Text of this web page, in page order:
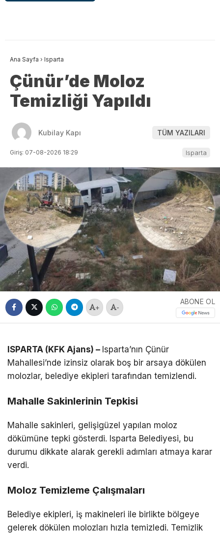
Ana Sayfa › Isparta
Çünür’de Moloz
Temizliği Yapıldı
Kubilay Kapı TÜM YAZILARI
Giriş: 07-08-2026 18:29 Isparta
+ -
ABONE OL
ISPARTA (KFK Ajans) – Isparta’nın Çünür
Mahallesi’nde izinsiz olarak boş bir arsaya dökülen
molozlar, belediye ekipleri tarafından temizlendi.
Mahalle Sakinlerinin Tepkisi
Mahalle sakinleri, gelişigüzel yapılan moloz
dökümüne tepki gösterdi. Isparta Belediyesi, bu
durumu dikkate alarak gerekli adımları atmaya karar
verdi.
Moloz Temizleme Çalışmaları
Belediye ekipleri, iş makineleri ile birlikte bölgeye
gelerek dökülen molozları hızla temizledi. Temizlik